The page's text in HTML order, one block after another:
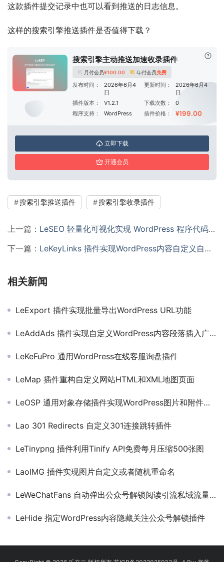
这款插件提交记录中也可以看到推送的日志信息。
这样的搜索引擎推送插件是否值得下载？
搜索引擎主动推送加速收录插件
月付会员¥100.00 年付会员免费
发布时间：
2026年6月4
日
更新时间：
2026年6月4
日
插件版本：
V1.2.1 下载次数：
0
程序支持：
WordPress 插件价格： ¥199.00
立即下载
开通会员
搜索引擎推送插件 搜索引擎收录插件
上一篇： LeSEO 轻量化可视化实现 WordPress 程序代码优化精简插件
下一篇： LeKeyLinks 插件实现WordPress内容自定义自动内链插件
相关新闻
LeExport 插件实现批量导出WordPress URL功能
LeAddAds 插件实现自定义WordPress内容段落插入广告代码
LeKeFuPro 通用WordPress在线客服询盘插件
LeMap 插件重构自定义网站HTML和XML地图页面
LeOSP 通用对象存储插件实现WordPress图片和附件静态分离
Lao 301 Redirects 自定义301连接跳转插件
LeTinypng 插件利用Tinify API免费每月压缩500张图
LaoIMG 插件实现图片自定义或者随机重命名
LeWeChatFans 自动弹出公众号解锁阅读引流私域流量转化插件
LeHide 指定WordPress内容隐藏关注公众号解锁插件